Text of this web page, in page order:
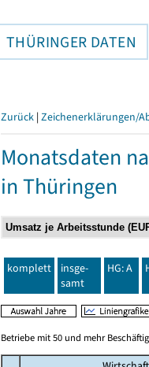
THÜRINGER DATEN
Zurück | Zeichenerklärungen/
Monatsdaten
in Thüringen
komplett
insge-
samt
HG: A
Betriebe mit 50 und mehr